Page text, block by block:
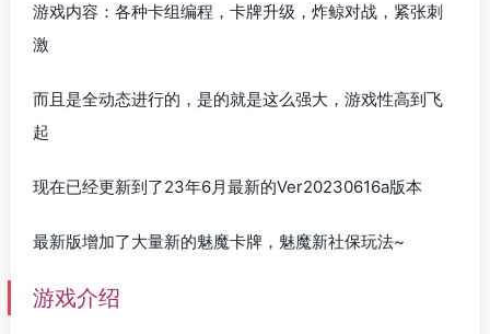
游戏内容：各种卡组编程，卡牌升级，炸鲸对战，紧张刺
激
而且是全动态进行的，是的就是这么强大，游戏性高到飞
起
现在已经更新到了23年6月最新的Ver20230616a版本
最新版增加了大量新的魅魔卡牌，魅魔新社保玩法~
游戏介绍